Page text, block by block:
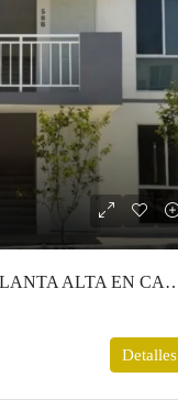
DEPARTAMENTO EN VENTA PLANTA
Detalles